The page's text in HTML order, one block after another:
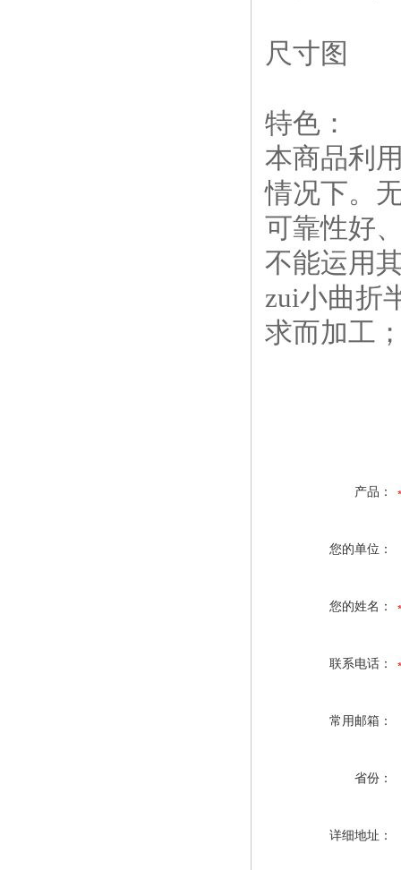
尺寸图
特色：
本商品利
情况下。
可靠性好
不能运用
zui小曲折
求而加工
产品：
您的单位：
您的姓名：
联系电话：
常用邮箱：
省份：
详细地址：